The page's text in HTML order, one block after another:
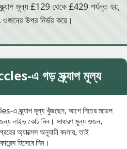
মূল্য £129 থেকে £429 পর্যন্ত হয়,
উপর নির্ভর করে।
এ গড় স্ক্র্যাপ মূল্য
এ স্ক্র্যাপ মূল্য খুঁজছেন, আগে নিচের মডেল
জন্য লাইভ কোট নিন। সাধারণ মূল্য ওজন,
অ্যাক্সেস অনুযায়ী বদলায়, তাই
হিসেবে নিন।